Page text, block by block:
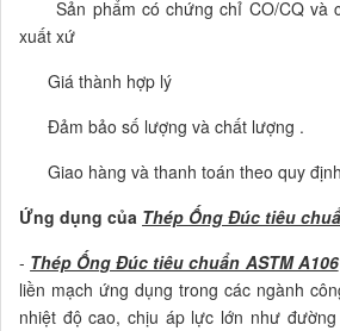
Sản phẩm có chứng chỉ CO/CQ và
xuất xứ
Giá thành hợp lý
Đảm bảo số lượng và chất lượng .
Giao hàng và thanh toán theo quy
Ứng dụng của Thép Ống Đúc tiêu
- Thép Ống Đúc tiêu chuẩn ASTM A106
liền mạch ứng dụng trong các ngành
nhiệt độ cao, chịu áp lực lớn như